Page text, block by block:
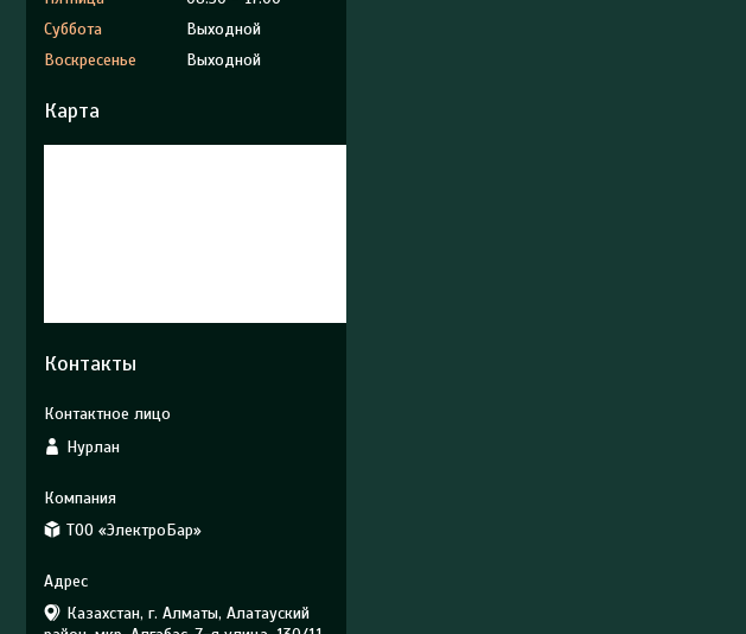
Суббота
Выходной
Воскресенье
Выходной
Карта
Контакты
Нурлан
ТОО «ЭлектроБар»
Казахстан, г. Алматы, Алатауский